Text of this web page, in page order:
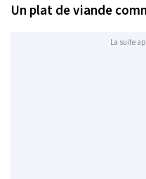
Un plat de viande
La suite